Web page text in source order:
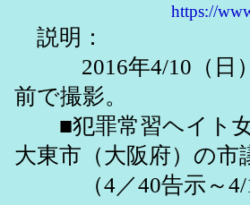
https://
説明：
2016年4/10（日）
前で撮影。
■犯罪常習ヘイト女
大東市（大阪府）の市
（4／40告示～4/